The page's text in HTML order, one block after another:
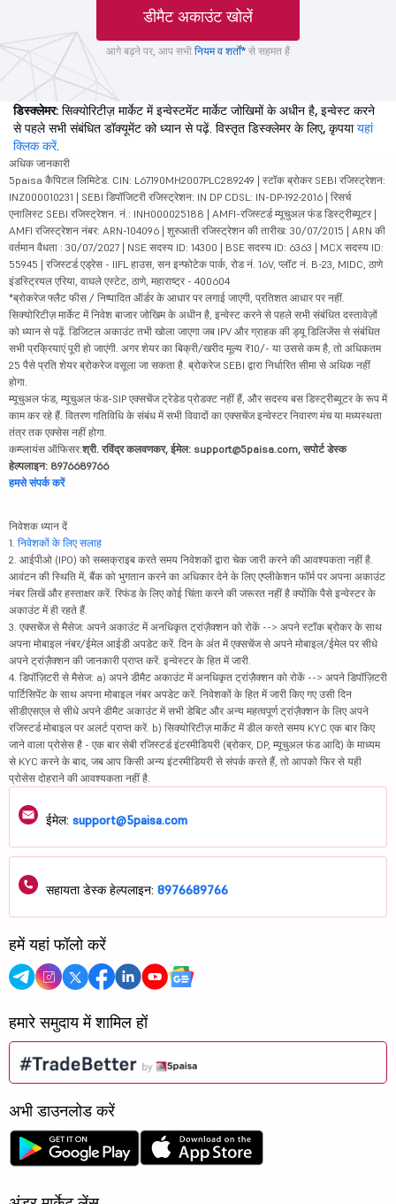
डीमैट अकाउंट खोलें
आगे बढ़ने पर, आप सभी नियम व शर्तों* से सहमत हैं
डिस्क्लेमर: सिक्योरिटीज़ मार्केट में इन्वेस्टमेंट मार्केट जोखिमों के अधीन है, इन्वेस्ट करने
से पहले सभी संबंधित डॉक्यूमेंट को ध्यान से पढ़ें. विस्तृत डिस्क्लेमर के लिए, कृपयायहां
क्लिक करें.
अधिक जानकारी
5paisa कैपिटल लिमिटेड. CIN: L67190MH2007PLC289249 | स्टॉक ब्रोकर SEBI रजिस्ट्रेशन:
INZ000010231 | SEBI डिपॉजिटरी रजिस्ट्रेशन: IN DP CDSL: IN-DP-192-2016 | रिसर्च
एनालिस्ट SEBI रजिस्ट्रेशन. नं.: INH000025188 | AMFI-रजिस्टर्ड म्यूचुअल फंड डिस्ट्रीब्यूटर |
AMFI रजिस्ट्रेशन नंबर: ARN-104096 | शुरुआती रजिस्ट्रेशन की तारीख: 30/07/2015 | ARN की
वर्तमान वैधता : 30/07/2027 | NSE सदस्य ID: 14300 | BSE सदस्य ID: 6363 | MCX सदस्य ID:
55945 | रजिस्टर्ड एड्रेस - IIFL हाउस, सन इन्फोटेक पार्क, रोड नं. 16V, प्लॉट नं. B-23, MIDC, ठाणे
इंडस्ट्रियल एरिया, वाघले एस्टेट, ठाणे, महाराष्ट्र - 400604
*ब्रोकरेज फ्लैट फीस / निष्पादित ऑर्डर के आधार पर लगाई जाएगी, प्रतिशत आधार पर नहीं.
सिक्योरिटीज़ मार्केट में निवेश बाजार जोखिम के अधीन है, इन्वेस्ट करने से पहले सभी संबंधित दस्तावेज़ों
को ध्यान से पढ़ें. डिजिटल अकाउंट तभी खोला जाएगा जब IPV और ग्राहक की ड्यू डिलिजेंस से संबंधित
सभी प्रक्रियाएं पूरी हो जाएंगी. अगर शेयर का बिक्री/खरीद मूल्य ₹10/- या उससे कम है, तो अधिकतम
25 पैसे प्रति शेयर ब्रोकरेज वसूला जा सकता है. ब्रोकरेज SEBI द्वारा निर्धारित सीमा से अधिक नहीं
होगा.
म्यूचुअल फंड, म्यूचुअल फंड-SIP एक्सचेंज ट्रेडेड प्रोडक्ट नहीं हैं, और सदस्य बस डिस्ट्रीब्यूटर के रूप में
काम कर रहे हैं. वितरण गतिविधि के संबंध में सभी विवादों का एक्सचेंज इन्वेस्टर निवारण मंच या मध्यस्थता
तंत्र तक एक्सेस नहीं होगा.
कम्प्लायंस ऑफिसर:श्री. रविंद्र कलवणकर, ईमेल: support@5paisa.com, सपोर्ट डेस्क
हेल्पलाइन: 8976689766
हमसे संपर्क करें
निवेशक ध्यान दें
1. निवेशकों के लिए सलाह
2. आईपीओ (IPO) को सब्सक्राइब करते समय निवेशकों द्वारा चेक जारी करने की आवश्यकता नहीं है.
आवंटन की स्थिति में, बैंक को भुगतान करने का अधिकार देने के लिए एप्लीकेशन फॉर्म पर अपना अकाउंट
नंबर लिखें और हस्ताक्षर करें. रिफंड के लिए कोई चिंता करने की जरूरत नहीं है क्योंकि पैसे इन्वेस्टर के
अकाउंट में ही रहते हैं.
3. एक्सचेंज से मैसेज: अपने अकाउंट में अनधिकृत ट्रांज़ैक्शन को रोकें --> अपने स्टॉक ब्रोकर के साथ
अपना मोबाइल नंबर/ईमेल आईडी अपडेट करें. दिन के अंत में एक्सचेंज से अपने मोबाइल/ईमेल पर सीधे
अपने ट्रांज़ैक्शन की जानकारी प्राप्त करें. इन्वेस्टर के हित में जारी.
4. डिपॉज़िटरी से मैसेज: a) अपने डीमैट अकाउंट में अनधिकृत ट्रांज़ैक्शन को रोकें --> अपने डिपॉज़िटरी
पार्टिसिपेंट के साथ अपना मोबाइल नंबर अपडेट करें. निवेशकों के हित में जारी किए गए उसी दिन
सीडीएसएल से सीधे अपने डीमैट अकाउंट में सभी डेबिट और अन्य महत्वपूर्ण ट्रांज़ैक्शन के लिए अपने
रजिस्टर्ड मोबाइल पर अलर्ट प्राप्त करें. b) सिक्योरिटीज़ मार्केट में डील करते समय KYC एक बार किए
जाने वाला प्रोसेस है - एक बार सेबी रजिस्टर्ड इंटरमीडियरी (ब्रोकर, DP, म्यूचुअल फंड आदि) के माध्यम
से KYC करने के बाद, जब आप किसी अन्य इंटरमीडियरी से संपर्क करते हैं, तो आपको फिर से यही
प्रोसेस दोहराने की आवश्यकता नहीं है.
ईमेल: support@5paisa.com
सहायता डेस्क हेल्पलाइन: 8976689766
हमें यहां फॉलो करें
हमारे समुदाय में शामिल हों
अभी डाउनलोड करें